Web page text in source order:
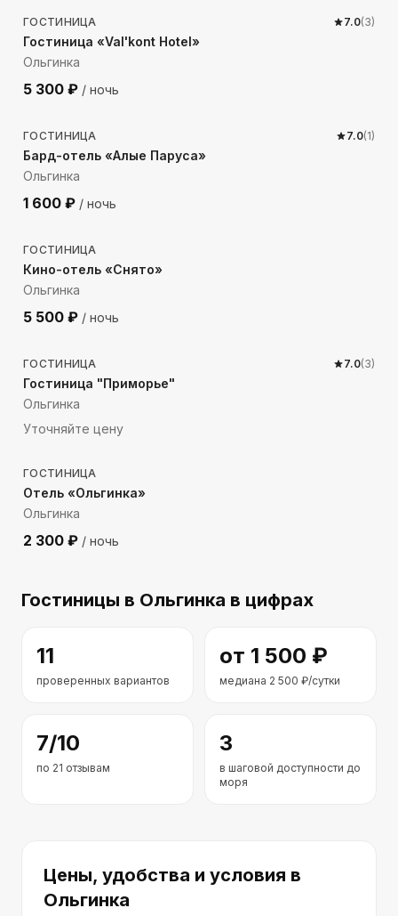
ГОСТИНИЦА 7.0(3)
Гостиница «Val'kont Hotel»
Ольгинка
5 300 ₽ / ночь
1420 м до моря
ГОСТИНИЦА 7.0(1)
Бард-отель «Алые Паруса»
Ольгинка
1 600 ₽ / ночь
986 м до моря
ГОСТИНИЦА
Кино-отель «Снято»
Ольгинка
5 500 ₽ / ночь
1735 м до моря
ГОСТИНИЦА 7.0(3)
Гостиница "Приморье"
Ольгинка
Уточняйте цену
797м до моря
ГОСТИНИЦА
Отель «Ольгинка»
Ольгинка
2 300 ₽ / ночь
Гостиницы в Ольгинка в цифрах
11
проверенных вариантов
от 1 500 ₽
медиана 2 500 ₽/сутки
7/10
по 21 отзывам
3
в шаговой доступности до
моря
Цены, удобства и условия в
Ольгинка